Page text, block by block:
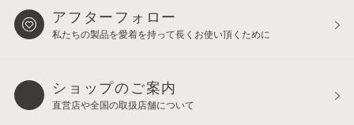
アフターフォロー
私たちの製品を愛着を持って長くお使い頂くために
ショップのご案内
直営店や全国の取扱店舗について